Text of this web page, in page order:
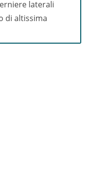
laterali
di altissima